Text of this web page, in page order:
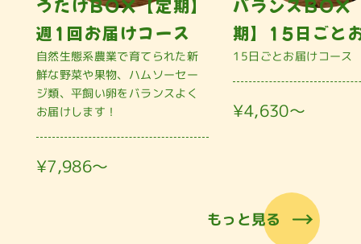
うたげBOX【定期】
週1回お届けコース
自然生態系農業で育てられた新
鮮な野菜や果物、ハムソーセー
ジ類、平飼い卵をバランスよく
お届けします！
¥7,986〜
バランスBOX
期】15日ごと
15日ごとお届けコース
¥4,630〜
もっと見る